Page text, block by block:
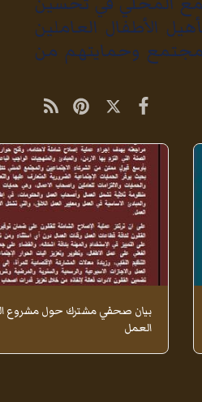
الأطفال العاملين
وحمايتهم من
بيان صحفي مشترك حول مشروع
العمل